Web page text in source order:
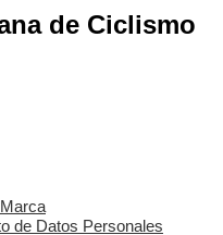
de Ciclismo
de Datos Personales